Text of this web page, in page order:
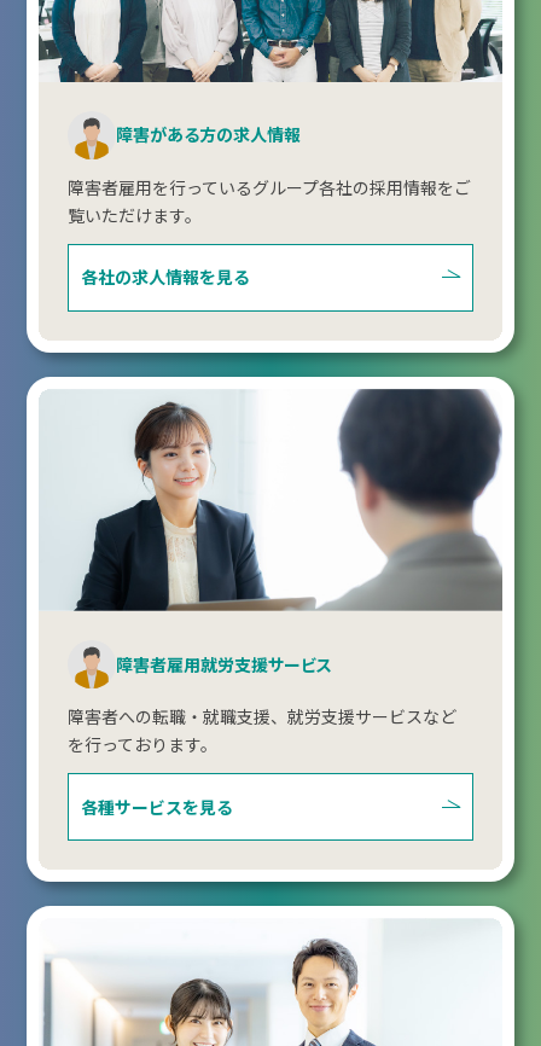
障害がある方の求人情報
障害者雇用を行っているグループ各社の採用情報をご
覧いただけます。
各社の求人情報を見る
障害者雇用就労支援サービス
障害者への転職・就職支援、就労支援サービスなど
を行っております。
各種サービスを見る